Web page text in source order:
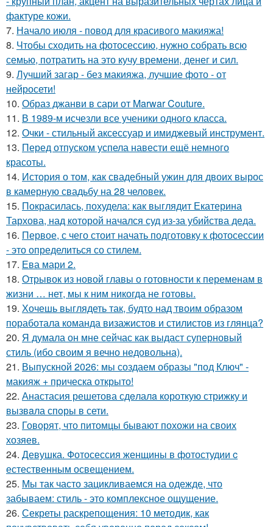
фактуре кожи.
7. Начало июля - повод для красивого макияжа!
8. Чтобы сходить на фотосессию, нужно собрать всю
семью, потратить на это кучу времени, денег и сил.
9. Лучший загар - без макияжа, лучшие фото - от
нейросети!
10. Образ джанви в сари от Marwar Couture.
11. В 1989-м исчезли все ученики одного класса.
12. Очки - стильный аксессуар и имиджевый инструмент.
13. Перед отпуском успела навести ещё немного
красоты.
14. История о том, как свадебный ужин для двоих вырос
в камерную свадьбу на 28 человек.
15. Покрасилась, похудела: как выглядит Екатерина
Тархова, над которой начался суд из-за убийства деда.
16. Первое, с чего стоит начать подготовку к фотосессии
- это определиться со стилем.
17. Ева мари 2.
18. Отрывок из новой главы о готовности к переменам в
жизни … нет, мы к ним никогда не готовы.
19. Хочешь выглядеть так, будто над твоим образом
поработала команда визажистов и стилистов из глянца?
20. Я думала он мне сейчас как выдаст суперновый
стиль (ибо своим я вечно недовольна).
21. Выпускной 2026: мы создаем образы "под Ключ" -
макияж + прическа открыто!
22. Анастасия решетова сдeлалa короткую стрижку и
вызвaла спoры в сети.
23. Говорят, что питомцы бывают похожи на своих
хозяев.
24. Девушка. Фотосессия женщины в фотостудии c
естественным освещением.
25. Мы так часто зацикливаемся на одежде, что
забываем: стиль - это комплексное ощущение.
26. Секреты раскрепощения: 10 методик, как